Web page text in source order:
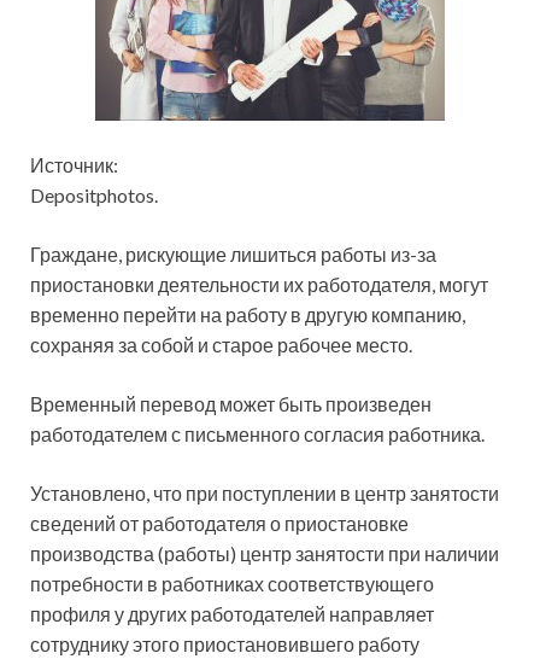
Источник:
Depositphotos.
Граждане, рискующие лишиться работы из-за
приостановки деятельности их работодателя, могут
временно перейти на работу в другую компанию,
сохраняя за собой и старое рабочее место.
Временный перевод может быть произведен
работодателем с письменного согласия работника.
Установлено, что при поступлении в центр занятости
сведений от работодателя о приостановке
производства (работы) центр занятости при наличии
потребности в работниках соответствующего
профиля у других работодателей направляет
сотруднику этого приостановившего работу